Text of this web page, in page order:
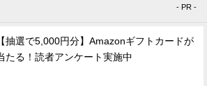
- PR -
【抽選で5,000円分】Amazonギフトカードが
たる！読者アンケート実施中